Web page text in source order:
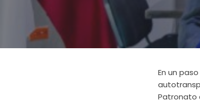
En un
Patronato